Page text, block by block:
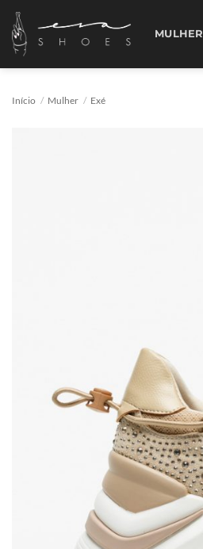
Skip
content
MULHER
Início / Mulher / Exé